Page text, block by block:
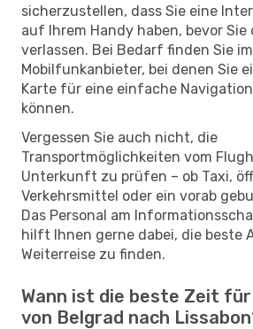
sicherzustellen, dass Sie eine
auf Ihrem Handy haben, bevor
verlassen. Bei Bedarf finden Sie
Mobilfunkanbieter, bei denen Sie
Karte für eine einfache
können.
Vergessen Sie auch nicht, die
Transportmöglichkeiten vom
Unterkunft zu prüfen – ob Taxi,
Verkehrsmittel oder ein vorab
Das Personal am
hilft Ihnen gerne dabei, die beste
Weiterreise zu finden.
Wann ist die beste Zeit für
von Belgrad nach